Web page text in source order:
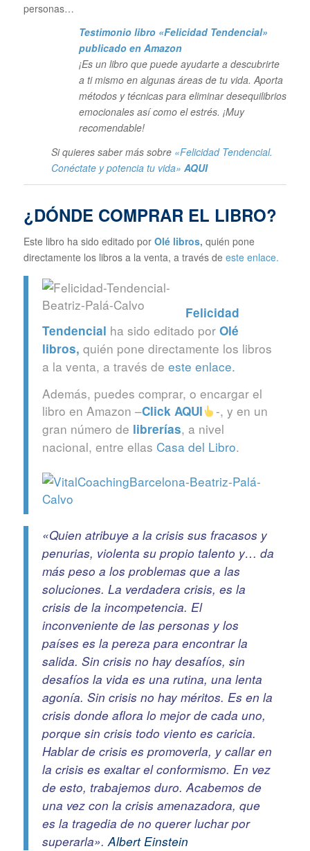
personas…
Testimonio libro «Felicidad Tendencial»
publicado en Amazon
¡Es un libro que puede ayudarte a descubrirte
a ti mismo en algunas áreas de tu vida. Aporta
métodos y técnicas para eliminar desequilibrios
emocionales así como el estrés. ¡Muy
recomendable!
Si quieres saber más sobre «Felicidad Tendencial.
Conéctate y potencia tu vida» AQUI
¿DÓNDE COMPRAR EL LIBRO?
Este libro ha sido editado por Olé libros, quién pone
directamente los libros a la venta, a través de este enlace.
Felicidad
Tendencial ha sido editado por Olé
libros, quién pone directamente los libros
a la venta, a través de este enlace.
Además, puedes comprar, o encargar el
libro en Amazon –Click AQUI
-, y en un
gran número de librerías, a nivel
nacional, entre ellas Casa del Libro.
«Quien atribuye a la crisis sus fracasos y
penurias, violenta su propio talento y… da
más peso a los problemas que a las
soluciones. La verdadera crisis, es la
crisis de la incompetencia. El
inconveniente de las personas y los
países es la pereza para encontrar la
salida. Sin crisis no hay desafíos, sin
desafíos la vida es una rutina, una lenta
agonía. Sin crisis no hay méritos. Es en la
crisis donde aflora lo mejor de cada uno,
porque sin crisis todo viento es caricia.
Hablar de crisis es promoverla, y callar en
la crisis es exaltar el conformismo. En vez
de esto, trabajemos duro. Acabemos de
una vez con la crisis amenazadora, que
es la tragedia de no querer luchar por
superarla».Albert Einstein